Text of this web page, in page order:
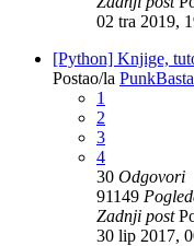
02 tra 2019,
[Python] Knjige,
Postao/la
1
2
3
4
30 Odgovori
91149
Zadnji post
30 lip 2017,